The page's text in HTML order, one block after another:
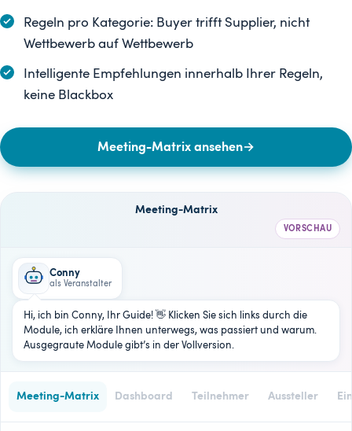
Regeln pro Kategorie: Buyer trifft Supplier, nicht
Wettbewerb auf Wettbewerb
Intelligente Empfehlungen innerhalb Ihrer Regeln,
keine Blackbox
Meeting-Matrix ansehen→
Meeting-Matrix
VORSCHAU
Conny
als Veranstalter
Hi, ich bin Conny, Ihr Guide! 👋 Klicken Sie sich links durch die
Module, ich erkläre Ihnen unterwegs, was passiert und warum.
Ausgegraute Module gibt’s in der Vollversion.
Meeting-Matrix Dashboard Teilnehmer Aussteller